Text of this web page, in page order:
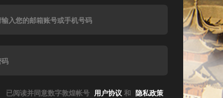
入您的邮箱账号或手机号码
已阅读并同意数字敦煌帐号 用户协议 和 隐私政策